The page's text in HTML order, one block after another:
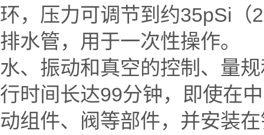
环，压力可调节到约35pSi（
排水管，用于一次性操作。
水、振动和真空的控制、量
行时间长达99分钟，即使在
动组件、阀等部件，并安装